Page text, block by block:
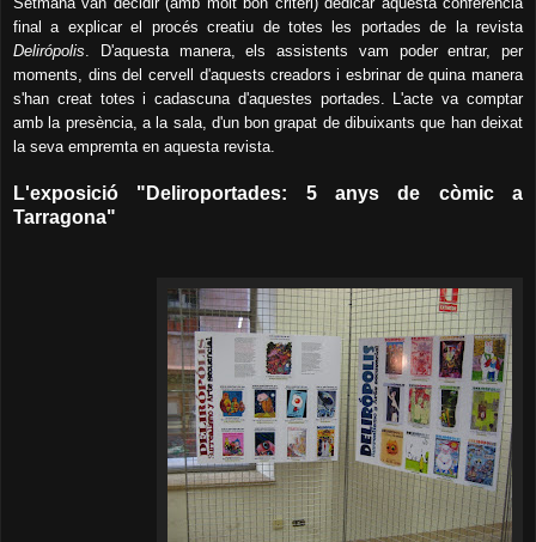
final a explicar el procés creatiu de totes les portades de la revista
Delirópolis . D'aquesta manera, els assistents vam poder entrar, per
moments, dins del cervell d'aquests creadors i esbrinar de quina manera
s'han creat totes i cadascuna d'aquestes portades. L'acte va comptar
amb la presència, a la sala, d'un bon grapat de dibuixants que han deixat
la seva empremta en aquesta revista.
L'exposició "Deliroportades: 5 anys de còmic a
Tarragona"